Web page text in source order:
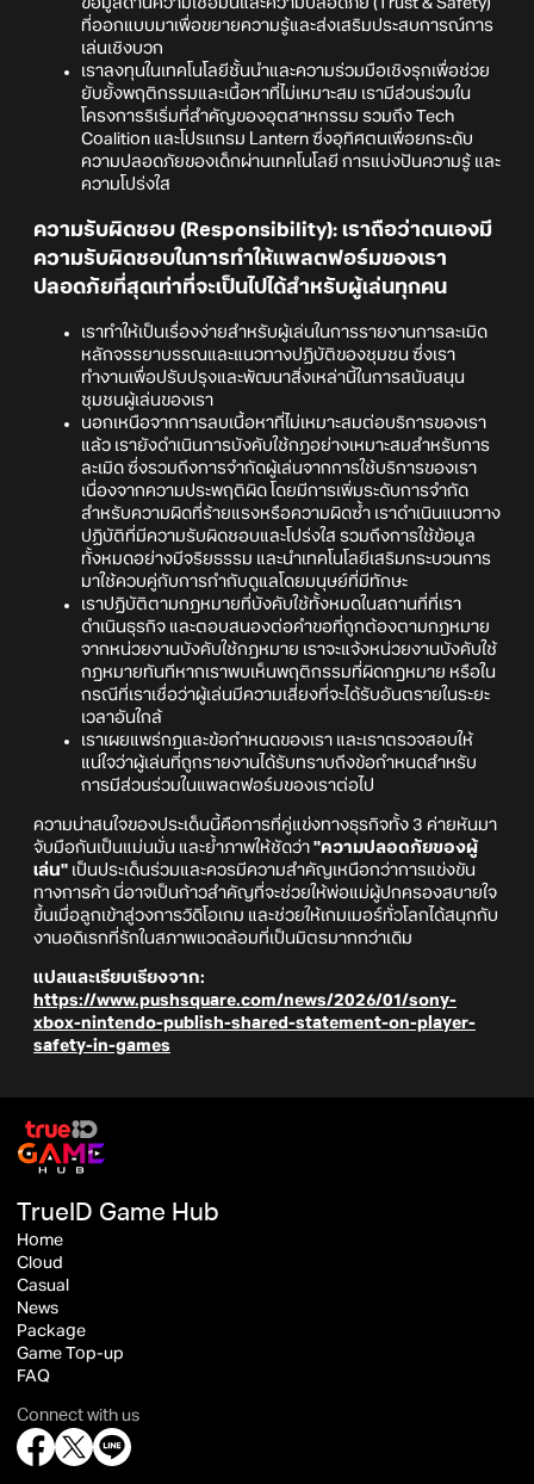
ข้อมูลด้านความเชื่อมั่นและความปลอดภัย (Trust & Safety)
ที่ออกแบบมาเพื่อขยายความรู้และส่งเสริมประสบการณ์การ
เล่นเชิงบวก
เราลงทุนในเทคโนโลยีชั้นนำและความร่วมมือเชิงรุกเพื่อช่วย
ยับยั้งพฤติกรรมและเนื้อหาที่ไม่เหมาะสม เรามีส่วนร่วมใน
โครงการริเริ่มที่สำคัญของอุตสาหกรรม รวมถึง Tech
Coalition และโปรแกรม Lantern ซึ่งอุทิศตนเพื่อยกระดับ
ความปลอดภัยของเด็กผ่านเทคโนโลยี การแบ่งปันความรู้ และ
ความโปร่งใส
ความรับผิดชอบ (Responsibility): เราถือว่าตนเองมี
ความรับผิดชอบในการทำให้แพลตฟอร์มของเรา
ปลอดภัยที่สุดเท่าที่จะเป็นไปได้สำหรับผู้เล่นทุกคน
เราทำให้เป็นเรื่องง่ายสำหรับผู้เล่นในการรายงานการละเมิด
หลักจรรยาบรรณและแนวทางปฏิบัติของชุมชน ซึ่งเรา
ทำงานเพื่อปรับปรุงและพัฒนาสิ่งเหล่านี้ในการสนับสนุน
ชุมชนผู้เล่นของเรา
นอกเหนือจากการลบเนื้อหาที่ไม่เหมาะสมต่อบริการของเรา
แล้ว เรายังดำเนินการบังคับใช้กฎอย่างเหมาะสมสำหรับการ
ละเมิด ซึ่งรวมถึงการจำกัดผู้เล่นจากการใช้บริการของเรา
เนื่องจากความประพฤติผิด โดยมีการเพิ่มระดับการจำกัด
สำหรับความผิดที่ร้ายแรงหรือความผิดซ้ำ เราดำเนินแนวทาง
ปฏิบัติที่มีความรับผิดชอบและโปร่งใส รวมถึงการใช้ข้อมูล
ทั้งหมดอย่างมีจริยธรรม และนำเทคโนโลยีเสริมกระบวนการ
มาใช้ควบคู่กับการกำกับดูแลโดยมนุษย์ที่มีทักษะ
เราปฏิบัติตามกฎหมายที่บังคับใช้ทั้งหมดในสถานที่ที่เรา
ดำเนินธุรกิจ และตอบสนองต่อคำขอที่ถูกต้องตามกฎหมาย
จากหน่วยงานบังคับใช้กฎหมาย เราจะแจ้งหน่วยงานบังคับใช้
กฎหมายทันทีหากเราพบเห็นพฤติกรรมที่ผิดกฎหมาย หรือใน
กรณีที่เราเชื่อว่าผู้เล่นมีความเสี่ยงที่จะได้รับอันตรายในระยะ
เวลาอันใกล้
เราเผยแพร่กฎและข้อกำหนดของเรา และเราตรวจสอบให้
แน่ใจว่าผู้เล่นที่ถูกรายงานได้รับทราบถึงข้อกำหนดสำหรับ
การมีส่วนร่วมในแพลตฟอร์มของเราต่อไป
ความน่าสนใจของประเด็นนี้คือการที่คู่แข่งทางธุรกิจทั้ง 3 ค่ายหันมา
จับมือกันเป็นแม่นมั่น และย้ำภาพให้ชัดว่า "ความปลอดภัยของผู้
เล่น" เป็นประเด็นร่วมและควรมีความสำคัญเหนือกว่าการแข่งขัน
ทางการค้า นี่อาจเป็นก้าวสำคัญที่จะช่วยให้พ่อแม่ผู้ปกครองสบายใจ
ขึ้นเมื่อลูกเข้าสู่วงการวิดิโอเกม และช่วยให้เกมเมอร์ทั่วโลกได้สนุกกับ
งานอดิเรกที่รักในสภาพแวดล้อมที่เป็นมิตรมากกว่าเดิม
แปลและเรียบเรียงจาก:
https://www.pushsquare.com/news/2026/01/sony-
xbox-nintendo-publish-shared-statement-on-player-
safety-in-games
TrueID Game Hub
Home
Cloud
Casual
News
Package
Game Top-up
FAQ
Connect with us